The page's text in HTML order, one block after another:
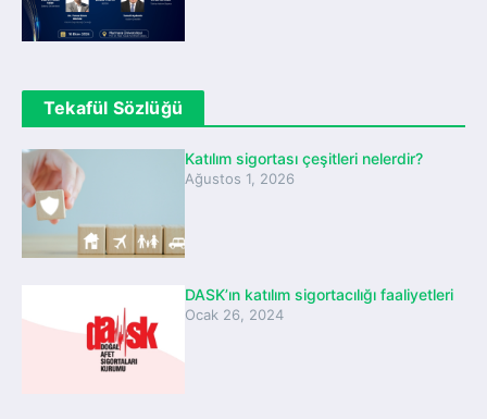
Tekafül Sözlüğü
Katılım sigortası çeşitleri nelerdir?
Ağustos 1, 2026
DASK’ın katılım sigortacılığı faaliyetleri
Ocak 26, 2024